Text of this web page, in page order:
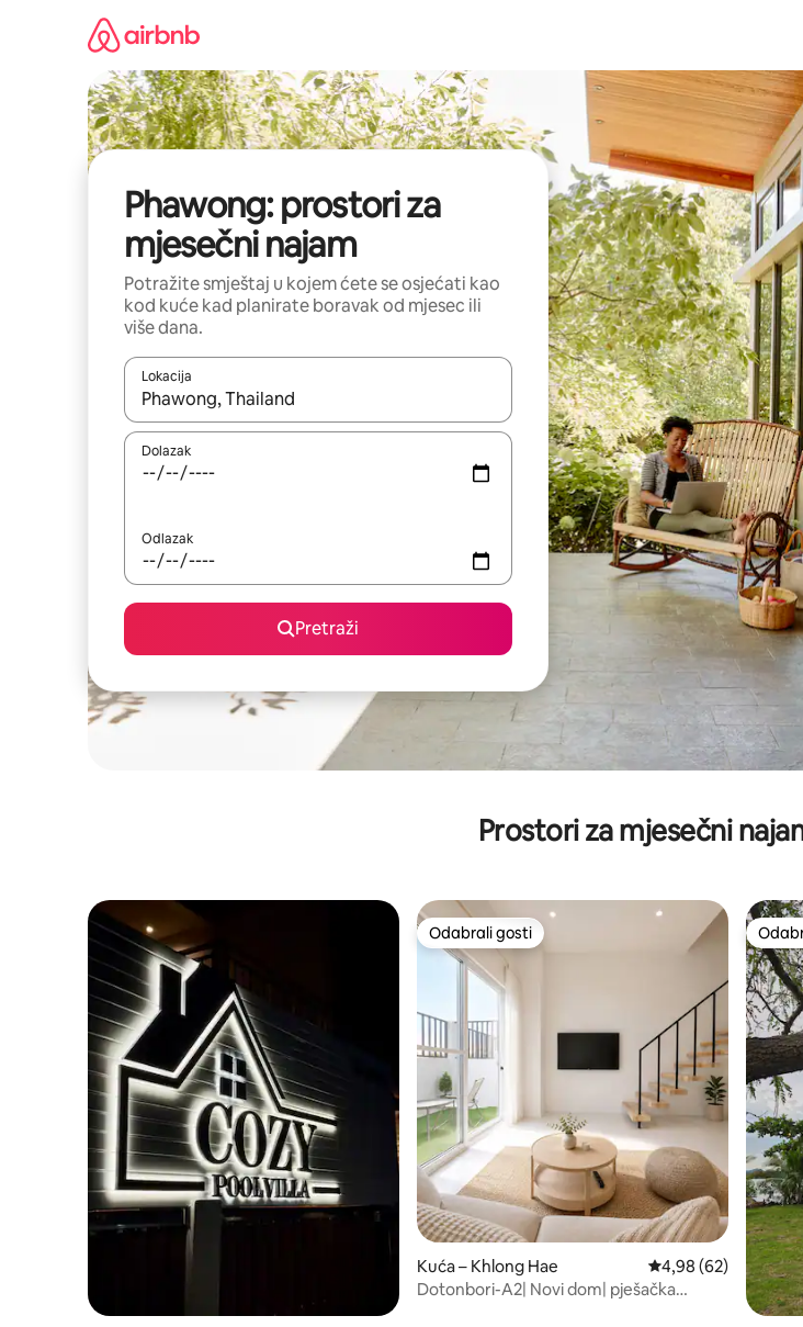
Phawong: prostori za
mjesečni najam
Potražite smještaj u kojem ćete se osjećati kao
kod kuće kad planirate boravak od mjesec ili
više dana.
Lokacija
Kada budu dostupni rezultati, moći ćete ih pregledati koristeći se strelicama prema gore i
Dolazak
Odlazak
Pretraži
Prostori za mjesečni
Odabrali gosti
Odabrali gosti
Kuća – Khlong Hae Prosječna ocjena:
4,98 (62)
Dotonbori-A2| Novi dom| pješačka